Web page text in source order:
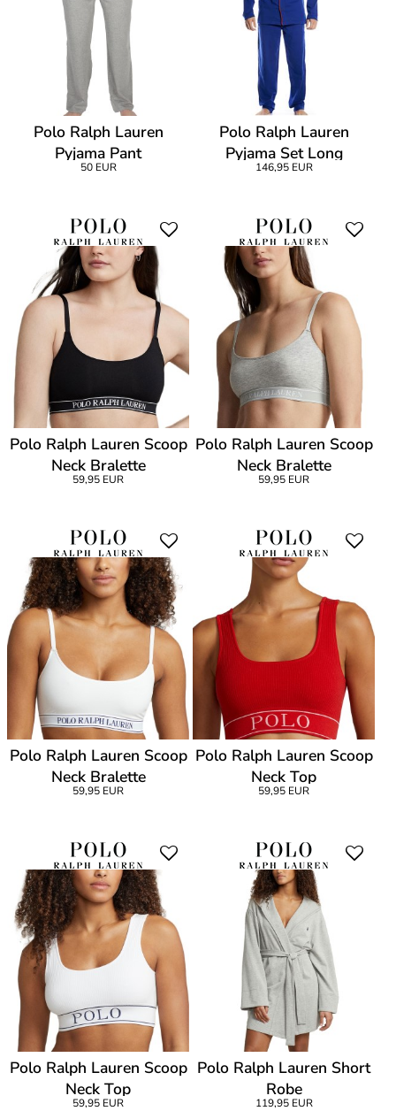
Polo Ralph Lauren
Pyjama Pant
50 EUR
Polo Ralph Lauren
Pyjama Set Long
Sporting Royal
146,95 EUR
Polo Ralph Lauren Scoop
Neck Bralette
59,95 EUR
Polo Ralph Lauren Scoop
Neck Bralette
59,95 EUR
Polo Ralph Lauren Scoop
Neck Bralette
59,95 EUR
Polo Ralph Lauren Scoop
Neck Top
59,95 EUR
Polo Ralph Lauren Scoop
Neck Top
59,95 EUR
Polo Ralph Lauren Short
Robe
119,95 EUR